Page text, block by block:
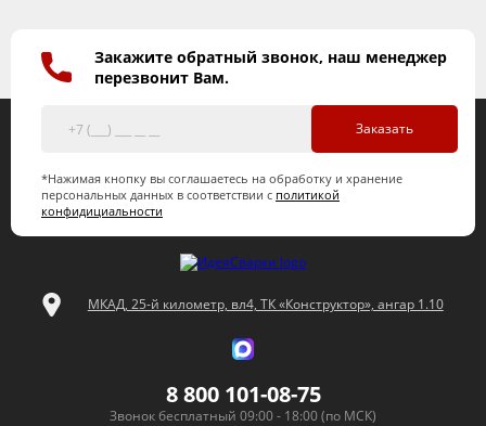
Закажите обратный звонок, наш менеджер
перезвонит Вам.
Заказать
*Нажимая кнопку вы соглашаетесь на обработку и хранение
персональных данных в соответствии с политикой
конфидициальности
МКАД, 25-й километр, вл4, ТК «Конструктор», ангар 1.10
8 800 101-08-75
Звонок бесплатный 09:00 - 18:00 (по МСК)